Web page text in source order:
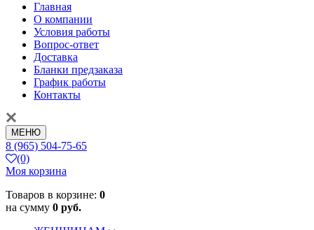
Главная
О компании
Условия работы
Вопрос-ответ
Доставка
Бланки предзаказа
График работы
Контакты
МЕНЮ
8 (965) 504-75-65
(0)
Моя корзина
Товаров в корзине: 0
на сумму 0 руб.